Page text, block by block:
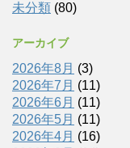
未分類 (80)
アーカイブ
2026年8月 (3)
2026年7月 (11)
2026年6月 (11)
2026年5月 (11)
2026年4月 (16)